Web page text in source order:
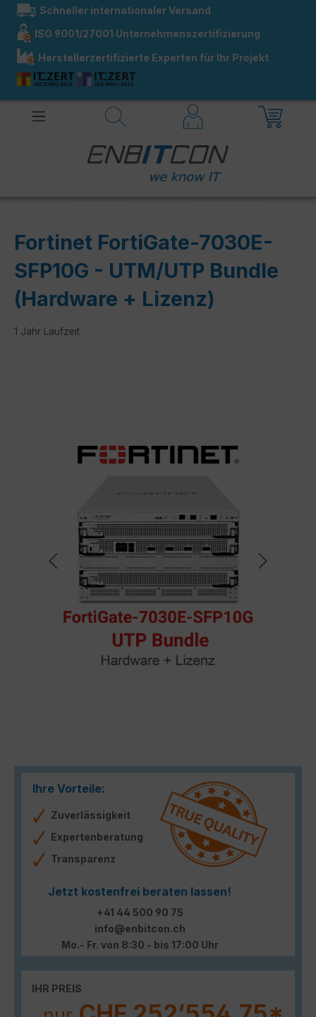
springen
Schneller internationaler Versand
ISO 9001/27001 Unternehmenszertifizierung
Herstellerzertifizierte Experten für Ihr Projekt
Fortinet FortiGate-7030E-
SFP10G - UTM/UTP Bundle
(Hardware + Lizenz)
1 Jahr Laufzeit
Ihre Vorteile:
Zuverlässigkeit
Expertenberatung
Transparenz
Jetzt kostenfrei beraten lassen!
+41 44 500 90 75
info@enbitcon.ch
Mo.- Fr. von 8:30 - bis 17:00 Uhr
IHR PREIS